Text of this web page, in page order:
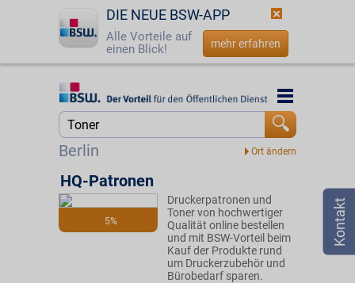
DIE NEUE BSW-APP
Alle Vorteile auf
einen Blick!
mehr erfahren
Startseite
☎ 0800 - 279 25 82
Berlin
Startseite
5%
HQ-Patronen
Druckerpatronen und
Toner von hochwertiger
Qualität online bestellen
und mit BSW-Vorteil beim
Kauf der Produkte rund
um Druckerzubehör und
Bürobedarf sparen.